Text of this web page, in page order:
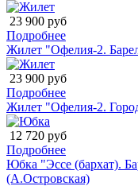
23 900 руб
Подробнее
Жилет "Офелия-2.
23 900 руб
Подробнее
Жилет "Офелия-2.
12 720 руб
Подробнее
Юбка "Эссе (бархат).
(А.Островская)